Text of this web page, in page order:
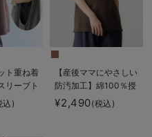
ト重ね着
リーブト
ティ・
後も長く
込)
【産後ママにやさしい
防汚加工】綿100％授
乳半袖TEE
¥2,490(税込)